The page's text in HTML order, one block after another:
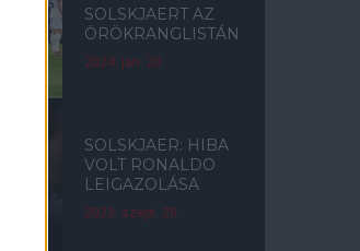
SOLSKJAERT AZ
ÖRÖKRANGLISTÁN
2024. jan. 20.
SOLSKJAER: HIBA
VOLT RONALDO
LEIGAZOLÁSA
2023. szept. 20.